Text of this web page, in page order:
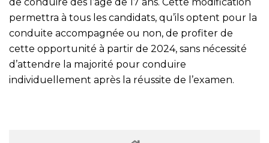
permettra à tous les candidats, qu’ils optent pour la
conduite accompagnée ou non, de profiter de
cette opportunité à partir de 2024, sans nécessité
d’attendre la majorité pour conduire
individuellement après la réussite de l’examen.